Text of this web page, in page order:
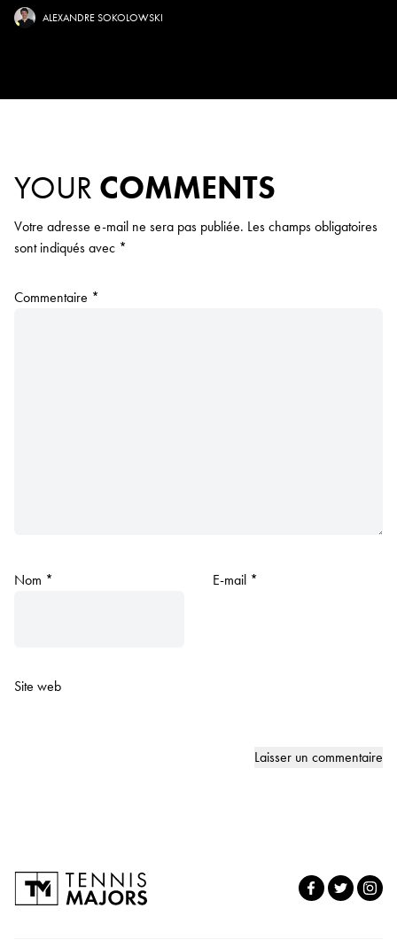
ALEXANDRE SOKOLOWSKI
YOUR COMMENTS
Votre adresse e-mail ne sera pas publiée. Les champs obligatoires
sont indiqués avec *
Commentaire *
Nom * E-mail *
Site web